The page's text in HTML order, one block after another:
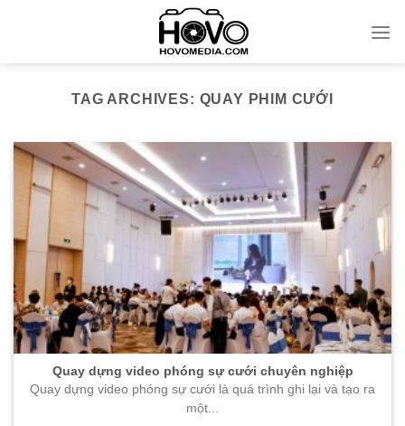
TAG ARCHIVES: QUAY PHIM CƯỚI
Quay dựng video phóng sự cưới chuyên nghiệp
Quay dựng video phóng sự cưới là quá trình ghi lại và tạo ra
một...